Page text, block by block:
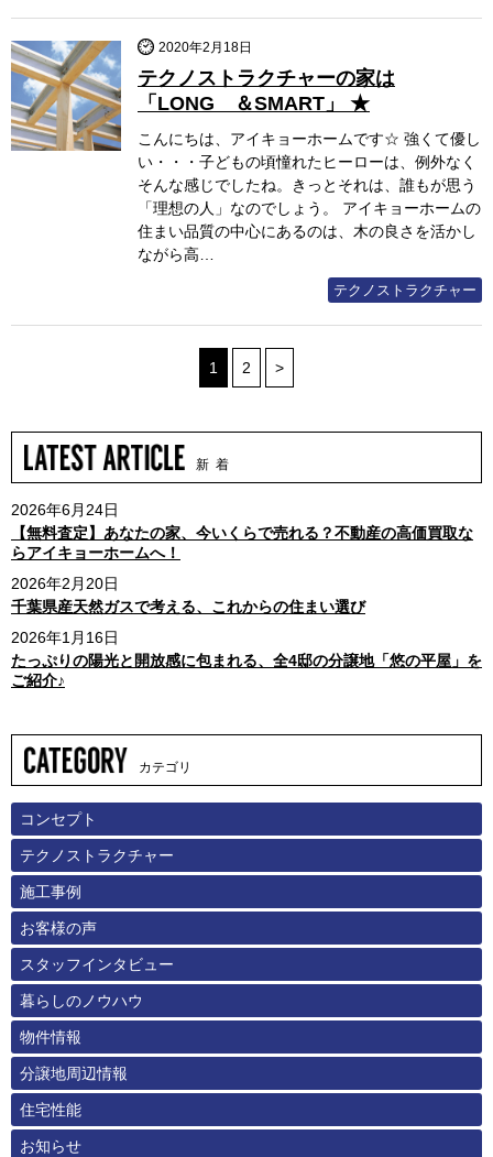
2020年2月18日
テクノストラクチャーの家は
「LONG ＆SMART」 ★
こんにちは、アイキョーホームです☆ 強くて優し
い・・・子どもの頃憧れたヒーローは、例外なく
そんな感じでしたね。きっとそれは、誰もが思う
「理想の人」なのでしょう。 アイキョーホームの
住まい品質の中心にあるのは、木の良さを活かし
ながら高…
テクノストラクチャー
1 2 >
新 着
2026年6月24日
【無料査定】あなたの家、今いくらで売れる？不動産の高価買取な
らアイキョーホームへ！
2026年2月20日
千葉県産天然ガスで考える、これからの住まい選び
2026年1月16日
たっぷりの陽光と開放感に包まれる、全4邸の分譲地「悠の平屋」を
ご紹介♪
カテゴリ
コンセプト
テクノストラクチャー
施工事例
お客様の声
スタッフインタビュー
暮らしのノウハウ
物件情報
分譲地周辺情報
住宅性能
お知らせ